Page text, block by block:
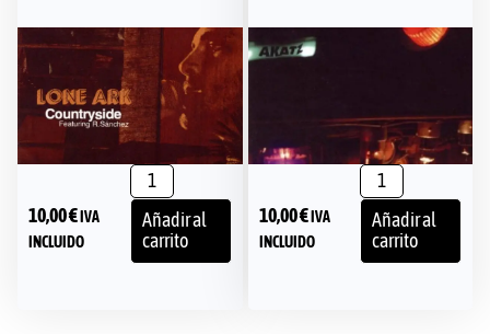
10,00€ IVA
INCLUIDO
Añadir al
carrito
10,00€ IVA
INCLUIDO
Añadir al
carrito